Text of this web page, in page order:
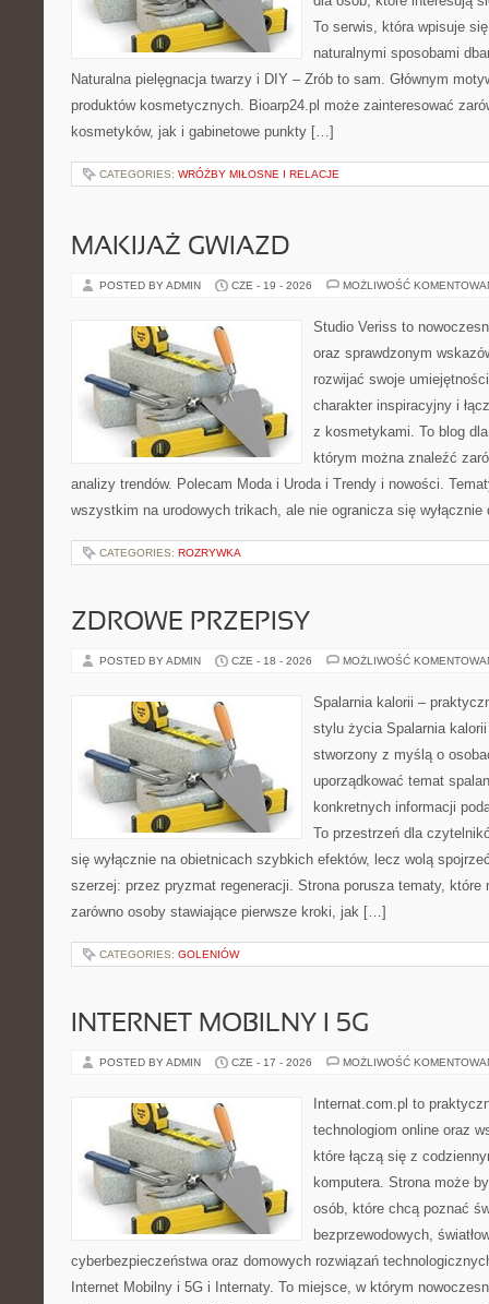
To serwis, która wpisuje
naturalnymi sposobami
Naturalna pielęgnacja twarzy i DIY – Zrób to sam. Głównym
produktów kosmetycznych. Bioarp24.pl może zainteresować
kosmetyków, jak i gabinetowe punkty […]
CATEGORIES: WRÓŻBY MIŁOSNE I RELACJE
MAKIJAŻ GWIAZD
POSTED BY ADMIN CZE - 19 - 2026 MOŻLIWOŚĆ
Studio Veriss to
oraz sprawdzonym
rozwijać swoje
charakter inspiracyjny i
z kosmetykami. To blog
którym można znaleźć
analizy trendów. Polecam Moda i Uroda i Trendy i nowości.
wszystkim na urodowych trikach, ale nie ogranicza się
CATEGORIES: ROZRYWKA
ZDROWE PRZEPISY
POSTED BY ADMIN CZE - 18 - 2026 MOŻLIWOŚĆ
Spalarnia kalorii –
stylu życia Spalarnia
stworzony z myślą o
uporządkować temat
konkretnych informacji
To przestrzeń dla
się wyłącznie na obietnicach szybkich efektów, lecz wolą
szerzej: przez pryzmat regeneracji. Strona porusza tematy, które
zarówno osoby stawiające pierwsze kroki, jak […]
CATEGORIES: GOLENIÓW
INTERNET MOBILNY I 5G
POSTED BY ADMIN CZE - 17 - 2026 MOŻLIWOŚĆ
Internat.com.pl to
technologiom online oraz
które łączą się z
komputera. Strona może
osób, które chcą poznać
bezprzewodowych,
cyberbezpieczeństwa oraz domowych rozwiązań
Internet Mobilny i 5G i Internaty. To miejsce, w którym